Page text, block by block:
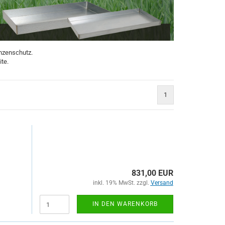
1
831,00 EUR
inkl. 19% MwSt. zzgl. Versand
IN DEN WARENKORB